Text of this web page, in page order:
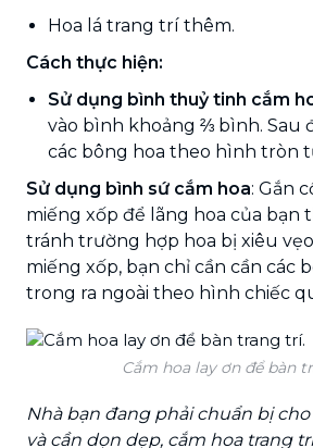
Hoa lá trang trí thêm.
Cách thực hiện:
Sử dụng bình thuỷ tinh cắm
vào bình khoảng ⅔ bình. Sau
các bông hoa theo hình tròn
Sử dụng bình sứ cắm hoa: Gắn
miếng xốp để lãng hoa của bạn
tránh trường hợp hoa bị xiêu
miếng xốp, bạn chỉ cần cần các
trong ra ngoài theo hình chiếc
Cắm hoa lay ơn để bàn
Nhà bạn đang phải chuẩn bị
và cần dọn dẹp, cắm hoa trang